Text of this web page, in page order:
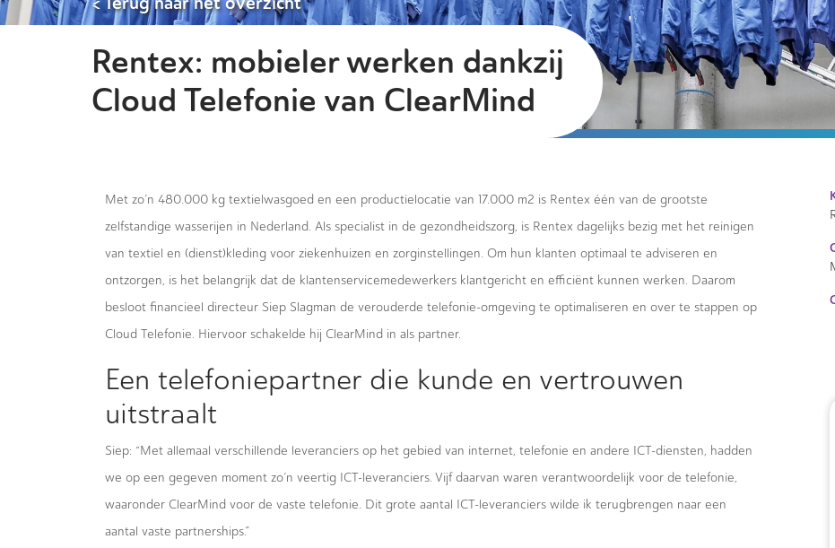
Rentex: mobieler werken dankzij
Cloud Telefonie van ClearMind
Met zo’n 480.000 kg textielwasgoed en een productielocatie van 17.000 m2 is Rentex één van de grootste
zelfstandige wasserijen in Nederland. Als specialist in de gezondheidszorg, is Rentex dagelijks bezig met het reinigen
van textiel en (dienst)kleding voor ziekenhuizen en zorginstellingen. Om hun klanten optimaal te adviseren en
ontzorgen, is het belangrijk dat de klantenservicemedewerkers klantgericht en efficiënt kunnen werken. Daarom
besloot financieel directeur Siep Slagman de verouderde telefonie-omgeving te optimaliseren en over te stappen op
Cloud Telefonie. Hiervoor schakelde hij ClearMind in als partner.
Een telefoniepartner die kunde en vertrouwen
uitstraalt
Siep: “Met allemaal verschillende leveranciers op het gebied van internet, telefonie en andere ICT-diensten, hadden
we op een gegeven moment zo’n veertig ICT-leveranciers. Vijf daarvan waren verantwoordelijk voor de telefonie,
waaronder ClearMind voor de vaste telefonie. Dit grote aantal ICT-leveranciers wilde ik terugbrengen naar een
aantal vaste partnerships.”